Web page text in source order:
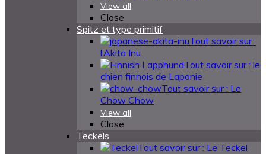
View all
Close
Spitz et type primitif
Tout savoir sur :
l’Akita Inu
Tout savoir sur : le
chien finnois de Laponie
Tout savoir sur : Le
Chow Chow
View all
Close
Teckels
Tout savoir sur : Le Teckel